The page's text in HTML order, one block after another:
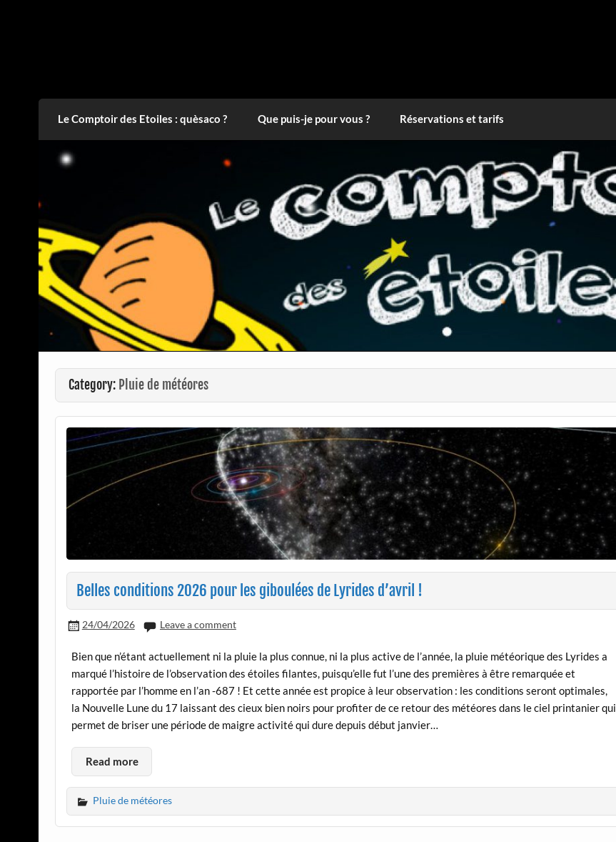
Le Comptoir des Etoiles : quèsaco ? Que puis-je pour vous ? Réservations et tarifs
Category: Pluie de météores
Belles conditions 2026 pour les giboulées de Lyrides d’avril !
24/04/2026 Leave a comment
Bien que n’étant actuellement ni la pluie la plus connue, ni la plus active de l’année, la pluie météorique des Lyrides a
marqué l’histoire de l’observation des étoiles filantes, puisqu’elle fut l’une des premières à être remarquée et
rapportée par l’homme en l’an -687 ! Et cette année est propice à leur observation : les conditions seront optimales,
la Nouvelle Lune du 17 laissant des cieux bien noirs pour profiter de ce retour des météores dans le ciel printanier qui
permet de briser une période de maigre activité qui dure depuis début janvier…
Read more
Pluie de météores